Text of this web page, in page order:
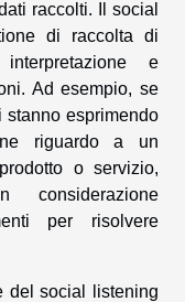
raccolti. Il social
di raccolta di
e
Ad esempio, se
stanno esprimendo
riguardo a un
o servizio,
per risolvere
del social listening